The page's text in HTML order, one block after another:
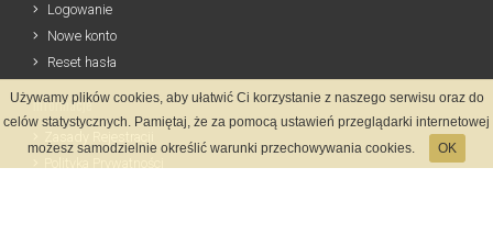
Logowanie
Nowe konto
Reset hasła
Informacje
Używamy plików cookies, aby ułatwić Ci korzystanie z naszego serwisu oraz do
celów statystycznych. Pamiętaj, że za pomocą ustawień przeglądarki internetowej
możesz samodzielnie określić warunki przechowywania cookies.
OK